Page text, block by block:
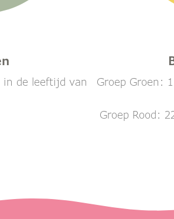
in de leeftijd van
Groep Groen:
Groep Rood: